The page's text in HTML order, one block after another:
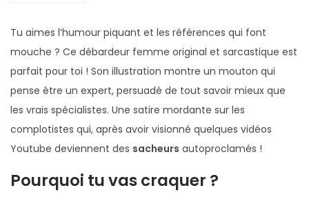
u
r
F
e
m
m
e
i
Tu aimes l’humour piquant et les références qui font
mouche ? Ce débardeur femme original et sarcastique est
parfait pour toi ! Son illustration montre un mouton qui
pense être un expert, persuadé de tout savoir mieux que
les vrais spécialistes. Une satire mordante sur les
complotistes qui, après avoir visionné quelques vidéos
Youtube deviennent des sacheurs autoproclamés !
Pourquoi tu vas craquer ?